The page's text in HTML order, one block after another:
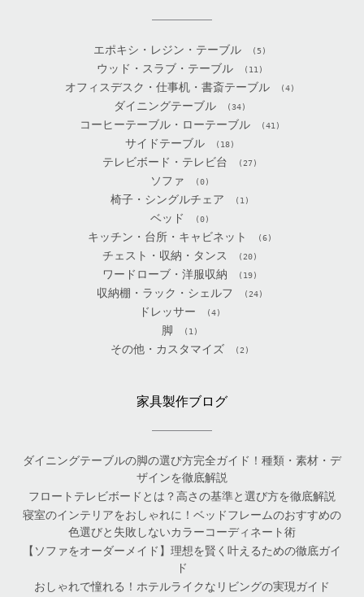
エポキシ・レジン・テーブル (5)
ウッド・スラブ・テーブル (11)
オフィスデスク・仕事机・書斎テーブル (4)
ダイニングテーブル (34)
コーヒーテーブル・ローテーブル (41)
サイドテーブル (18)
テレビボード・テレビ台 (27)
ソファ (0)
椅子・シングルチェア (1)
ベッド (0)
キッチン・台所・キャビネット (6)
チェスト・収納・タンス (20)
ワードローブ・洋服収納 (19)
収納棚・ラック・シェルフ (24)
ドレッサー (4)
脚 (1)
その他・カスタマイズ (2)
家具製作ブログ
ダイニングテーブルの脚の選び方完全ガイド！種類・素材・デ
ザインを徹底解説
フロートテレビボードとは？高さの基準と選び方を徹底解説
寝室のインテリアをおしゃれに！ベッドフレームのおすすめの
色選びと失敗しないカラーコーディネート術
【ソファをオーダーメイド】理想を賢く叶えるための徹底ガイ
ド
おしゃれで憧れる！ホテルライクなリビングの実現ガイド